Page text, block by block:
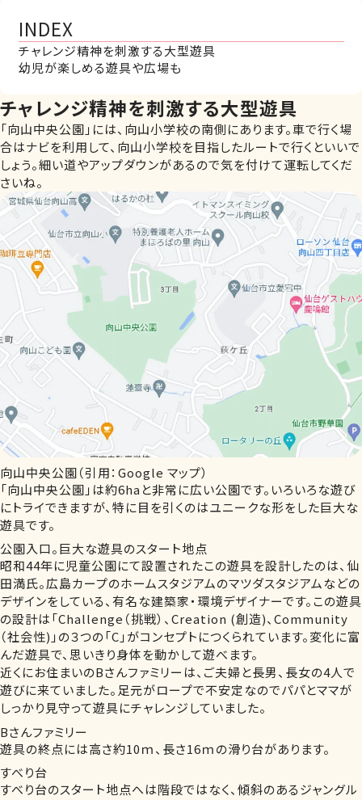
INDEX
チャレンジ精神を刺激する大型遊具
幼児が楽しめる遊具や広場も
チャレンジ精神を刺激する大型遊具
「向山中央公園」には、向山小学校の南側にあります。車で行く場
合はナビを利用して、向山小学校を目指したルートで行くといいで
しょう。細い道やアップダウンがあるので気を付けて運転してくだ
さいね。
向山中央公園（引用：Google マップ）
「向山中央公園」は約6haと非常に広い公園です。いろいろな遊び
にトライできますが、特に目を引くのはユニークな形をした巨大な
遊具です。
公園入口。巨大な遊具のスタート地点
昭和44年に児童公園にて設置されたこの遊具を設計したのは、仙
田満氏。広島カープのホームスタジアムのマツダスタジアムなどの
デザインをしている、有名な建築家・環境デザイナーです。この遊具
の設計は「Challenge（挑戦）、Creation (創造)、Community
（社会性)」の３つの「C」がコンセプトにつくられています。変化に富
んだ遊具で、思いきり身体を動かして遊べます。
近くにお住まいのBさんファミリーは、ご夫婦と長男、長女の4人で
遊びに来ていました。足元がロープで不安定なのでパパとママが
しっかり見守って遊具にチャレンジしていました。
Bさんファミリー
遊具の終点には高さ約10ｍ、長さ16ｍの滑り台があります。
すべり台
すべり台のスタート地点へは階段ではなく、傾斜のあるジャングル